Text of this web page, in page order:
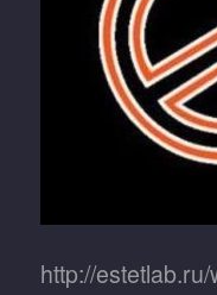
http://estetlab.ru/